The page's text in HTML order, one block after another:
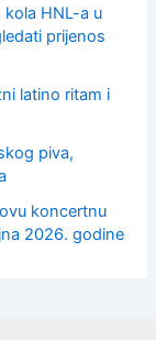
kola HNL-a u
prijenos
latino ritam i
piva,
koncertnu
2026. godine